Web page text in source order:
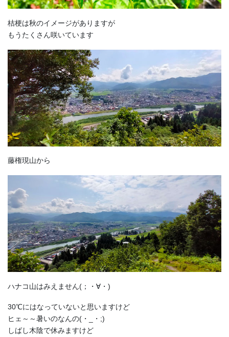
桔梗は秋のイメージがありますが
もうたくさん咲いています
藤権現山から
ハナコ山はみえません(；・∀・)
30℃にはなっていないと思いますけど
ヒェ～～暑いのなんの(・_・;)
しばし木陰で休みますけど